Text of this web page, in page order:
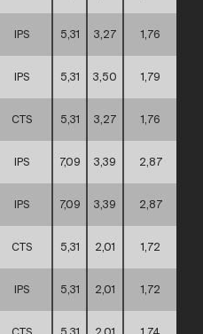
IPS 5,31 3,27 1,76
IPS 5,31 3,50 1,79
CTS 5,31 3,27 1,76
IPS 7,09 3,39 2,87
IPS 7,09 3,39 2,87
CTS 5,31 2,01 1,72
IPS 5,31 2,01 1,72